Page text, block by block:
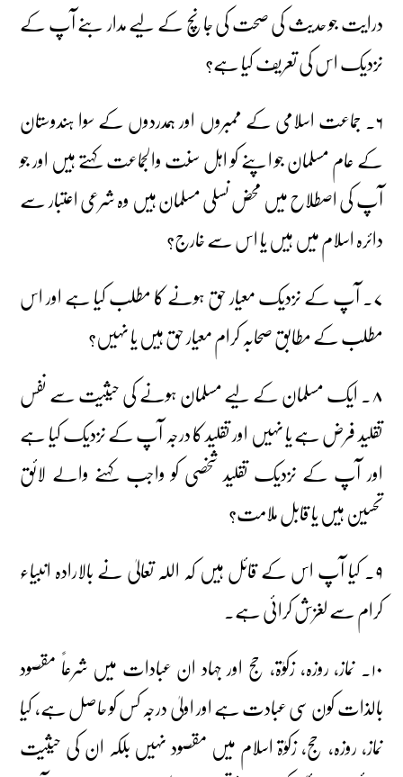
درایت جو حدیث کی صحت کی جانچ کے لیے مدار بنے آپ کے
نزدیک اس کی تعریف کیا ہے؟
۶۔ جماعت اسلامی کے ممبروں اور ہمدردوں کے سوا ہندوستان
کے عام مسلمان جو اپنے کو اہل سنت والجماعت کہتے ہیں اور جو
آپ کی اصطلاح میں محض نسلی مسلمان ہیں وہ شرعی اعتبار سے
دائرہ اسلام میں ہیں یا اس سے خارج؟
۷۔ آپ کے نزدیک معیار حق ہونے کا مطلب کیا ہے اور اس
مطلب کے مطابق صحابہ کرام معیار حق ہیں یا نہیں؟
۸۔ ایک مسلمان کے لیے مسلمان ہونے کی حیثیت سے نفس
تقلید فرض ہے یا نہیں اور تقلید کا درجہ آپ کے نزدیک کیا ہے
اور آپ کے نزدیک تقلید شخصی کو واجب کہنے والے لائق
تحسین ہیں یا قابل ملامت؟
۹۔ کیا آپ اس کے قائل ہیں کہ اللہ تعالیٰ نے بالارادہ انبیاء
کرام سے لغزش کرائی ہے۔
۱۰۔ نماز، روزہ، زکوٰۃ، حج اور جہاد ان عبادات میں شرعاً مقصود
بالذات کون سی عبادت ہے اور اولیٰ درجہ کس کو حاصل ہے، کیا
نماز، روزہ، حج، زکوٰۃ اسلام میں مقصود نہیں بلکہ ان کی حیثیت